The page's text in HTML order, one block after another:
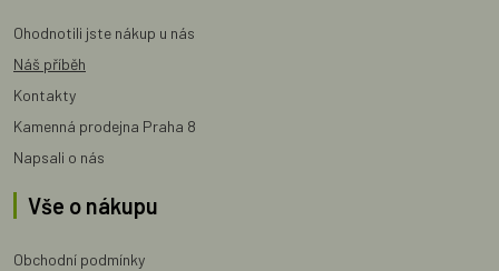
Ohodnotili jste nákup u nás
Náš příběh
Kontakty
Kamenná prodejna Praha 8
Napsali o nás
Vše o nákupu
Obchodní podmínky